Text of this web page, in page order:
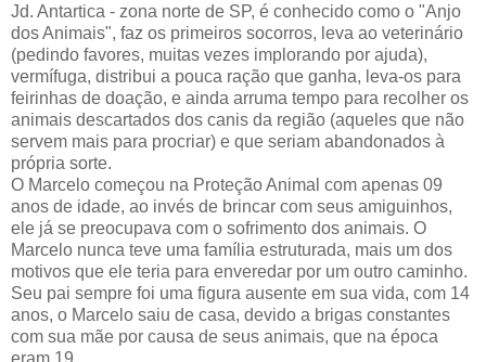
Jd. Antartica - zona norte de SP, é conhecido como o "Anjo
dos Animais", faz os primeiros socorros, leva ao veterinário
(pedindo favores, muitas vezes implorando por ajuda),
vermífuga, distribui a pouca ração que ganha, leva-os para
feirinhas de doação, e ainda arruma tempo para recolher os
animais descartados dos canis da região (aqueles que não
servem mais para procriar) e que seriam abandonados à
própria sorte.
O Marcelo começou na Proteção Animal com apenas 09
anos de idade, ao invés de brincar com seus amiguinhos,
ele já se preocupava com o sofrimento dos animais. O
Marcelo nunca teve uma família estruturada, mais um dos
motivos que ele teria para enveredar por um outro caminho.
Seu pai sempre foi uma figura ausente em sua vida, com 14
anos, o Marcelo saiu de casa, devido a brigas constantes
com sua mãe por causa de seus animais, que na época
eram 19.